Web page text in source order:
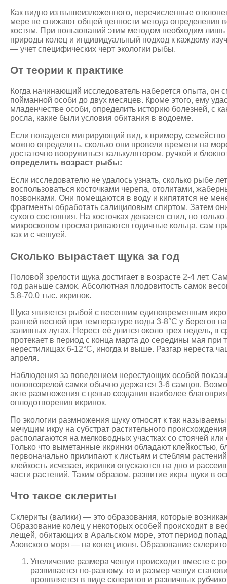
Как видно из вышеизложенного, перечисленные
мере не снижают общей ценности метода определения
костям. При пользований этим методом необходим
природы колец и индивидуальный подход к каждому
— учет специфических черт экологии рыбы.
От теории к практике
Когда начинающий исследователь наберется опыта, он
пойманной особи до двух месяцев. Кроме этого, ему
младенчестве особи, определить историю болезней, с
росла, какие были условия обитания в водоеме.
Если попадется мигрирующий вид, к примеру,
можно определить, сколько они провели времени на
достаточно вооружиться калькулятором, ручкой и
определить возраст рыбы:
Если исследователю не удалось узнать, сколько рыбе
воспользоваться косточками черепа, отолитами,
позвонками. Они помещаются в воду и кипятятся не
фрагменты обработать салициловым спиртом. Затем
сухого состояния. На косточках делается спил, но
микроскопом просматриваются годичные кольца, сам
как и с чешуей.
Сколько вырастает щука за год
Половой зрелости щука достигает в возрасте 2-4 лет.
год раньше самок. Абсолютная плодовитость самок
5,8-70,0 тыс. икринок.
Щука является рыбой с весенним единовременным
ранней весной при температуре воды 3-8°С у берегов
заливных лугах. Нерест её длится около трех недель, в
протекает в период с конца марта до середины мая при
нерестилищах 6-12°С, иногда и выше. Разгар нереста
апреля.
Наблюдения за поведением нерестующих особей
половозрелой самки обычно держатся 3-6 самцов.
акте размножения с целью создания наиболее
оплодотворения икринок.
По экологии размножения щуку относят к так
мечущим икру на субстрат растительного
располагаются на мелководных участках со стоячей
Только что выметанные икринки обладают клейкостью,
первоначально прилипают к листьям и стеблям
клейкость исчезает, икринки опускаются на дно и
части растений. Таким образом, развитие икры щуки в
Что такое склериты
Склериты (валики) — это образования, которые
Образование колец у некоторых особей происходит в
лещей, обитающих в Аральском море, этот период
Азовского моря — на конец июля. Образование
Увеличение размера чешуи происходит вместе с
развивается по-разному, то и размер чешуи
проявляется в виде склеритов и различных